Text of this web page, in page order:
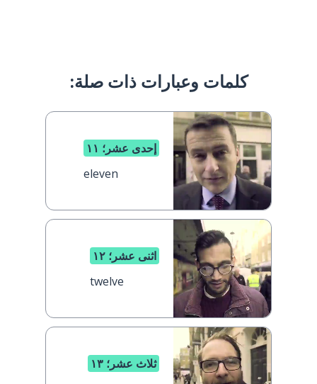
كلمات وعبارات ذات صلة:
إحدى عشر؛ ١١
eleven
اثنى عشر؛ ١٢
twelve
ثلاث عشر؛ ١٣